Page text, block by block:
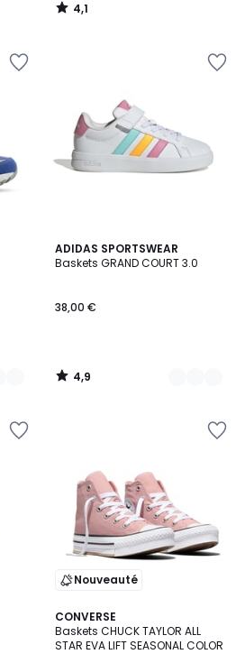
4,1
/
ADIDAS SPORTSWEAR
Baskets GRAND COURT 3.0
38,00 €
4,9
/ 5
3
Couleurs
4,9
/
Nouveauté
CONVERSE
Baskets CHUCK TAYLOR ALL
STAR EVA LIFT SEASONAL COLOR